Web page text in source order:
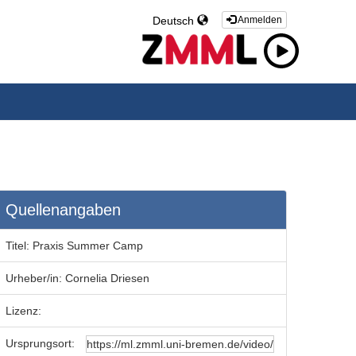
Anmelden
Deutsch
Quellenangaben
Titel: Praxis Summer Camp
Urheber/in: Cornelia Driesen
Lizenz:
Ursprungsort: